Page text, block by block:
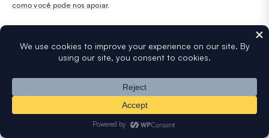
como você pode nos apoiar.
Hamza Shahid
se especializa em tópicos relacionados a marketing
digital, segurança cibernética, plugins do WordPress
Saiba Mais